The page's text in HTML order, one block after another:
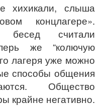
хихикали, слыша
концлагере».
бесед считали
же “колючую
лагеря уже можно
способы общения
Общество
крайне негативно.